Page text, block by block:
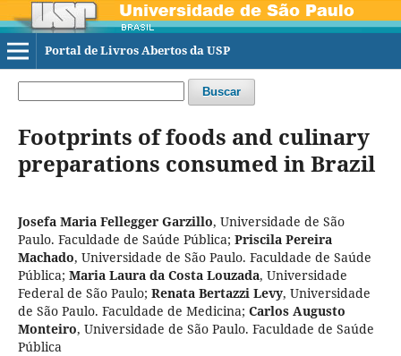
Portal de Livros Abertos da USP
Buscar
Footprints of foods and culinary
preparations consumed in Brazil
Josefa Maria Fellegger Garzillo, Universidade de São
Paulo. Faculdade de Saúde Pública; Priscila Pereira
Machado, Universidade de São Paulo. Faculdade de Saúde
Pública; Maria Laura da Costa Louzada, Universidade
Federal de São Paulo; Renata Bertazzi Levy, Universidade
de São Paulo. Faculdade de Medicina; Carlos Augusto
Monteiro, Universidade de São Paulo. Faculdade de Saúde
Pública